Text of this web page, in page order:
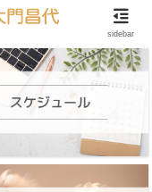
カウンセリング
sidebar